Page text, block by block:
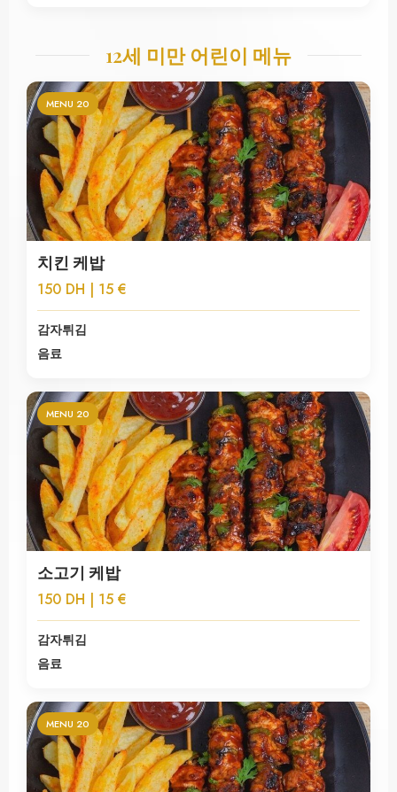
12세 미만 어린이 메뉴
MENU 20
치킨 케밥
150 DH | 15 €
감자튀김
음료
MENU 20
소고기 케밥
150 DH | 15 €
감자튀김
음료
MENU 20